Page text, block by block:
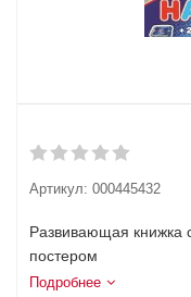
Артикул: 000445432
Развивающая книжка
постером
Подробнее